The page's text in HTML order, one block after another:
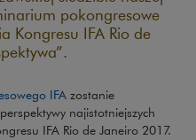
pokongresowe
Kongresu IFA Rio de
IFAUwaga, link zostanie
zostanie
najistotniejszych
IFA Rio de Janeiro 2017.